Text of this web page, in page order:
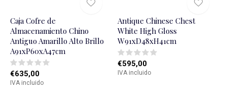
Caja Cofre de
Almacenamiento Chino
Antiguo Amarillo Alto Brillo
A91xP60xA47cm
€635,00
IVA incluido
Antique Chinese Chest
White High Gloss
W91xD48xH41cm
€595,00
IVA incluido